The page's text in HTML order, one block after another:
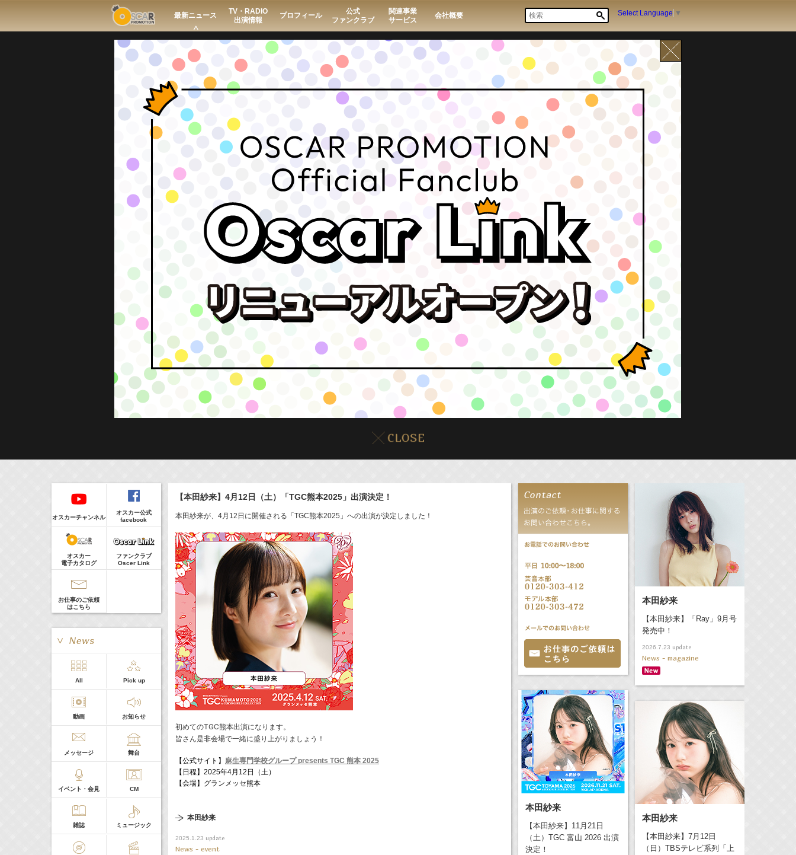
最新ニュース
TV・RADIO
出演情報
プロフィール
公式
ファンクラブ
関連事業
サービス
会社概要 Select Language ▼
8/9(Sun)
イベント
販売情報
6:35-7:00(TV)
NHK俳句
髙橋ひかる
牧田習
サンデー・ジャポン
11:45-12:45(TV)
スクール革命！
> More
【本田紗来】4月12日（土）「TGC熊本2025」出演決定！
本田紗来が、4月12日に開催される「TGC熊本2025」への出演が決定しました！
初めてのTGC熊本出演になります。
皆さん是非会場で一緒に盛り上がりましょう！
【公式サイト】 麻生専門学校グループ presents TGC 熊本 2025
【日程】2025年4月12日（土）
【会場】グランメッセ熊本
本田紗来
2025.1.23 update
News - event
本田紗来
【本田紗来】「Ray」9月号
発売中！
2026.7.23 update
News - magazine
本田紗来
【本田紗来】11月21日
（土）TGC 富山 2026 出演
決定！
本田紗来
【本田紗来】7月12日
（日）TBSテレビ系列「上
オスカーチャンネル
オスカー公式
facebook
オスカー
電子カタログ
ファンクラブ
Oscer Link
お仕事のご依頼
はこちら
All Pick up
動画 お知らせ
メッセージ 舞台
イベント・会見 CM
雑誌 ミュージック
Regular
Guest
本日の出演
５０音順
CLIP